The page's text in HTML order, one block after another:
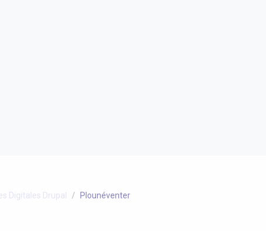
Digitales Drupal Plounéventer